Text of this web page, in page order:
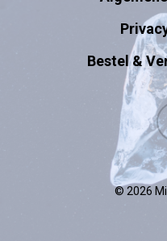
Bestel &
© 2026